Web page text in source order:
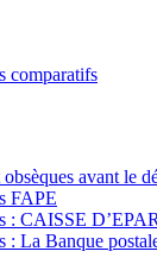
comparatifs
avant le
FAPE
: CAISSE
: La Banque